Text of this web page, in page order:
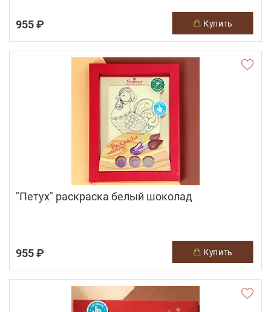
955 ₽ купить
"Петух" раскраска белый шоколад
955 ₽ купить